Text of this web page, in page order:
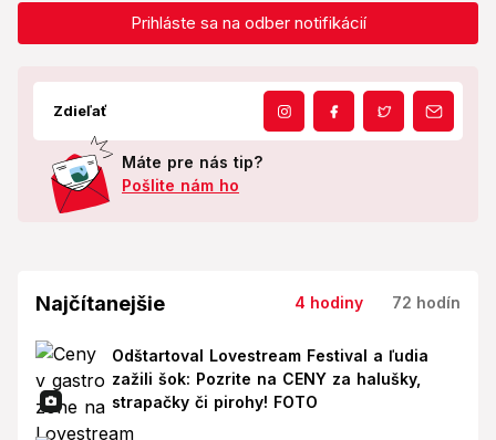
Prihláste sa na odber notifikácií
Zdieľať
Máte pre nás tip?
Pošlite nám ho
Najčítanejšie 4 hodiny 72 hodín
Odštartoval Lovestream Festival a ľudia
zažili šok: Pozrite na CENY za halušky,
strapačky či pirohy! FOTO